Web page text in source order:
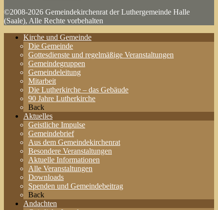
©2008-2026 Gemeindekirchenrat der Luthergemeinde Halle
(Saale), Alle Rechte vorbehalten
Kirche und Gemeinde
Die Gemeinde
Gottesdienste und regelmäßige Veranstaltungen
Gemeindegruppen
Gemeindeleitung
Mitarbeit
Die Lutherkirche – das Gebäude
90 Jahre Lutherkirche
Back
Aktuelles
Geistliche Impulse
Gemeindebrief
Aus dem Gemeindekirchenrat
Besondere Veranstaltungen
Aktuelle Informationen
Alle Veranstaltungen
Downloads
Spenden und Gemeindebeitrag
Back
Andachten